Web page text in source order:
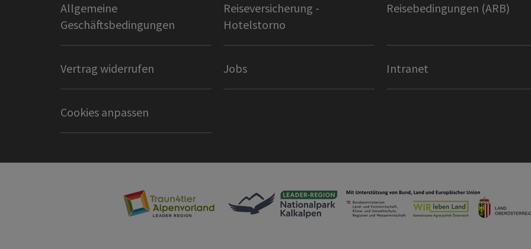
Allgemeine
Geschäftsbedingungen
Reiseversicherung -
Hotelstorno
Reisebedingungen (ARB)
Vertrag widerrufen Jobs Intranet
Cookies anpassen